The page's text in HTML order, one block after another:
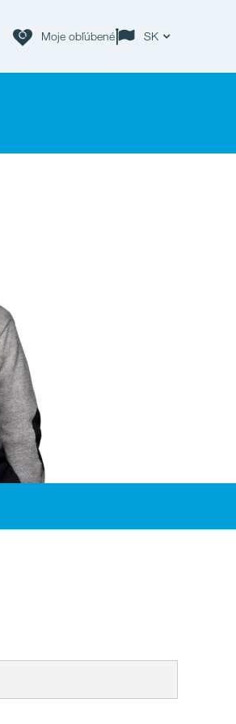
Moje obľúbené SK